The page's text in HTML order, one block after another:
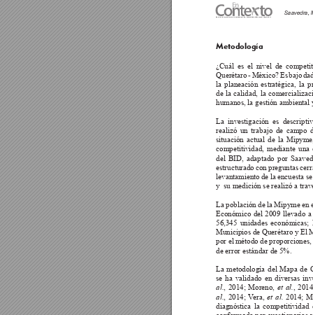
Saavedra,
Metodología
¿Cuál es el nivel de
Querétaro - México? Es bajo
la planeación estratégica, la
de la calidad, la
humanos, la gestión
La investigación es
realizó un trabajo de campo
situación actual de la
competitividad, mediante
del BID, adaptado por
estructurado con preguntas
levantamiento de la encuesta
y  su medición se realizó a
La población de la Mipyme en
Económico del 2009 llevado
56,345 unidades
Municipios de Querétaro y El
por el método de proporciones,
de error estándar de 5%.
La metodología del Mapa de
se ha validado en diversas
al., 2014; Moreno, et al.,
al. , 2014; Vera, et al. 2014;
diagnóstica la